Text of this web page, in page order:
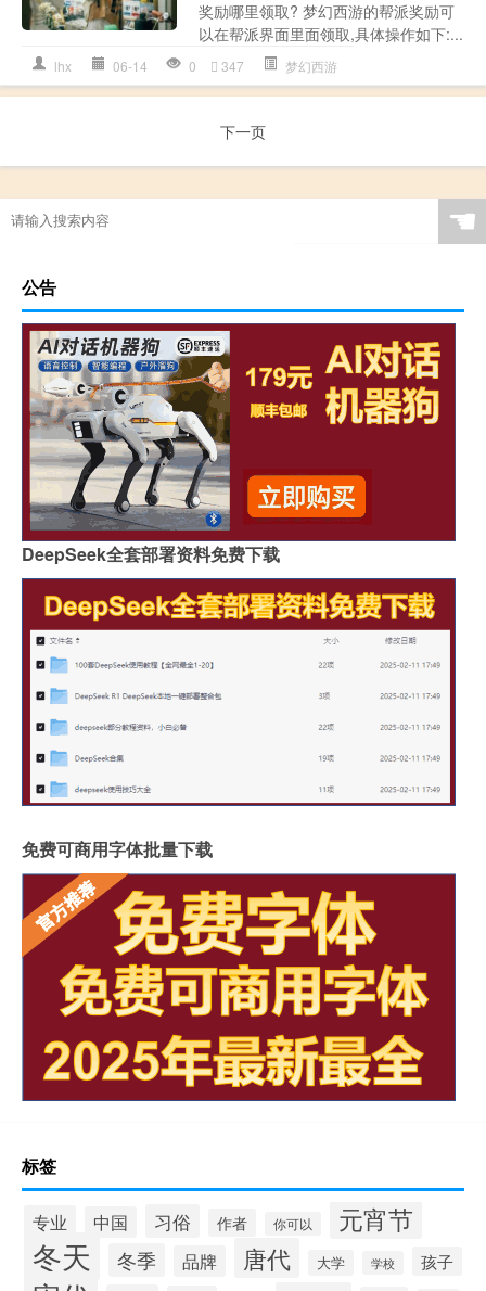
奖励哪里领取? 梦幻西游的帮派奖励可
以在帮派界面里面领取,具体操作如下:...
lhx 06-14 0 347 梦幻西游
下一页
☚
公告
DeepSeek全套部署资料免费下载
免费可商用字体批量下载
标签
专业 中国 习俗 作者 你可以 元宵节
冬天 冬季 品牌 唐代 大学 学校 孩子